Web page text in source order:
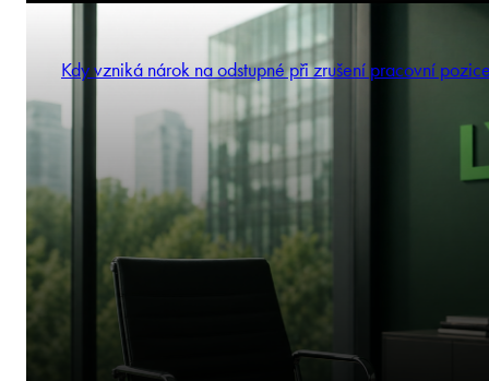
Kdy vzniká nárok na odstupné při zrušení pracovní